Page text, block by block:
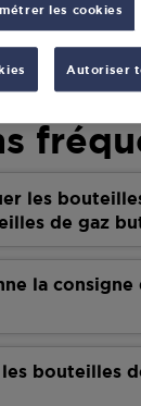
les
de gaz
la consigne
bouteilles
les cookies
Autoriser